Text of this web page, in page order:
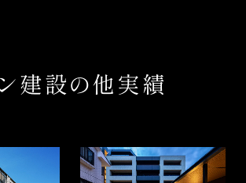
ン建設の他実績